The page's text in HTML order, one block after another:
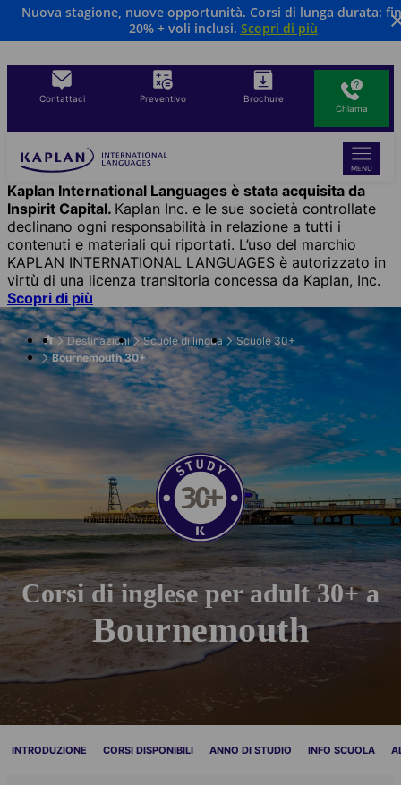
Salta
principale
Contattaci Preventivo
Brochure
Chiama
MENU
Kaplan International Languages è stata acquisita da
Inspirit Capital. Kaplan Inc. e le sue società controllate
declinano ogni responsabilità in relazione a tutti i
contenuti e materiali qui riportati. L’uso del marchio
KAPLAN INTERNATIONAL LANGUAGES è autorizzato in
virtù di una licenza transitoria concessa da Kaplan, Inc.
Scopri di più
Nuova stagione, nuove opportunità. Corsi di lunga durata:
20% + voli inclusi. Scopri di più
Destinazioni Scuole di lingua
Scuole 30+
Bournemouth 30+
Corsi di inglese per adult 30+ a
Bournemouth
INTRODUZIONE CORSI DISPONIBILI ANNO DI STUDIO INFO SCUOLA